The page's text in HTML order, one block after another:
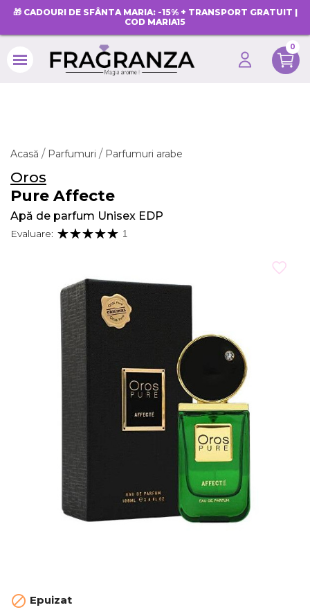
🎁 CADOURI DE SFÂNTA MARIA: -15% + TRANSPORT GRATUIT |
COD MARIA15
0
Acasă Parfumuri Parfumuri arabe
Oros
Pure Affecte
Apă de parfum Unisex EDP
Evaluare: 1
 Epuizat